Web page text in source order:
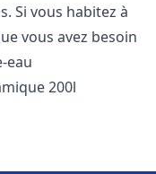
Si vous habitez à
vous avez besoin
eau
200l